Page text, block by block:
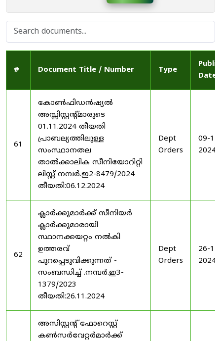
# Document Title / Number Type
Date
61
കോൺഫിഡൻഷ്യൽ
അസ്സിസ്റ്റന്റ്മാരുടെ
01.11.2024 തീയതി
പ്രാബല്യത്തിലുള്ള
സംസ്ഥാനതല
താൽക്കാലിക സീനിയോറിറ്റി
ലിസ്റ്റ് നമ്പർ.ഇ2-8479/2024
തീയതി:06.12.2024
Dept
Orders
09-
2024
62
ക്ലാർക്കുമാർക്ക് സീനിയർ
ക്ലാർക്കുമാരായി
സ്ഥാനക്കയറ്റം നൽകി
ഉത്തരവ്
പുറപ്പെടുവിക്കുന്നത് -
സംബന്ധിച്ച് .നമ്പർ.ഇ3-
1379/2023
തീയതി:26.11.2024
Dept
Orders
26-
2024
അസിസ്റ്റന്റ് ഫോറെസ്റ്റ്
കൺസർവേറ്റർമാർക്ക്